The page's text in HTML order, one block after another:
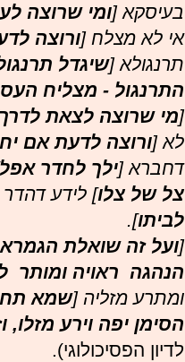
בעיסקא [ומי שרוצה
אי לא מצלח [ורוצה
תרנגולא [שיגדל
התרנגול - מצליח
[מי שרוצה לצאת
לא [ורוצה לדעת אם
דחברא [ילך לחדר אפל
צל של צלו] לידע
לביתו].
[ועל זה שואלת
הנהגה ראויה ומותר
ומתרע מזליה [שמא
הסימן יפה וירע מזלו,
לדיון הפסיכולוגי).